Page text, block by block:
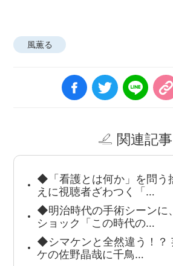
風薫る
関連記事
◆「看護とは何か」を問う
えに視聴者ざわつく「…
◆明治時代の手術シーンに
ショック「この時代の…
◆シマケンと全然違う！？
ケの佐野晶哉に千鳥…